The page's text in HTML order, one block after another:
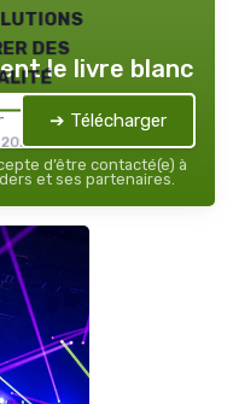
des
le livre blanc
➔ Télécharger
d’être contacté(e) à
et ses partenaires.